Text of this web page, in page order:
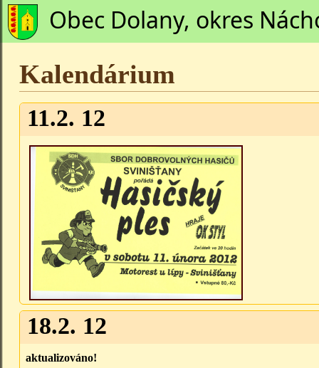
Obec Dolany, okres
Kalendárium
11.2. 12
18.2. 12
aktualizováno!